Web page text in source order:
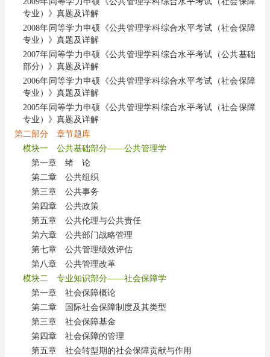
专业）》真题及详解
2008年同等学力申硕《公共管理学科综合水平考试（社会保障
专业）》真题及详解
2007年同等学力申硕《公共管理学科综合水平考试（公共基础
部分）》真题及详解
2006年同等学力申硕《公共管理学科综合水平考试（社会保障
专业）》真题及详解
2005年同等学力申硕《公共管理学科综合水平考试（社会保障
专业）》真题及详解
第二部分 章节题库
模块一 公共基础部分——公共管理学
第一章 绪 论
第二章 公共组织
第三章 公共事务
第四章 公共政策
第五章 公共伦理与公共责任
第六章 公共部门战略管理
第七章 公共管理绩效评估
第八章 公共管理改革
模块二 专业知识部分——社会保障学
第一章 社会保障概论
第二章 国际社会保障制度及其类型
第三章 社会保障基金
第四章 社会保障的管理
第五章 社会转型期的社会保障贡献与作用